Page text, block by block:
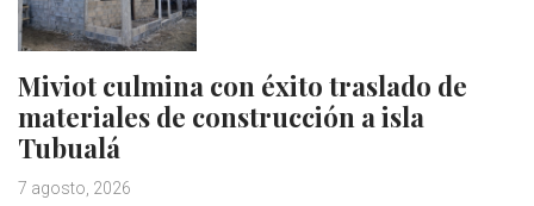
Miviot culmina con éxito traslado de
materiales de construcción a isla
Tubualá
7 agosto, 2026